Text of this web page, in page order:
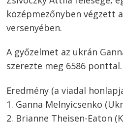
középmezőnyben végzett
versenyében.
A győzelmet az ukrán
szerezte meg 6586 ponttal.
Eredmény (a viadal
1. Ganna Melnyicsenko
2. Brianne Theisen-Eaton
Bejegyzés
navigáció